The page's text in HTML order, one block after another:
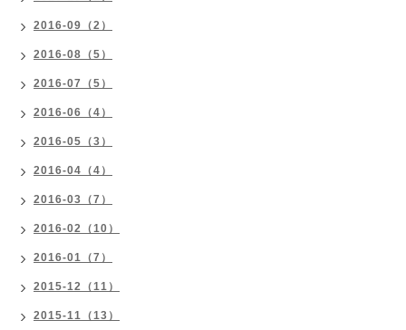
2016-09（2）
2016-08（5）
2016-07（5）
2016-06（4）
2016-05（3）
2016-04（4）
2016-03（7）
2016-02（10）
2016-01（7）
2015-12（11）
2015-11（13）